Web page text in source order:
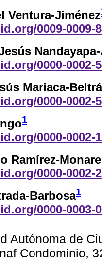
Ventura-Jiménez
0009-0009-
0000-0002-
Mariaca-
0000-0002-
1
0000-0002-
Ramírez-
0000-0002-
Barbosa1
0000-0003-
Autónoma de
Condominio,